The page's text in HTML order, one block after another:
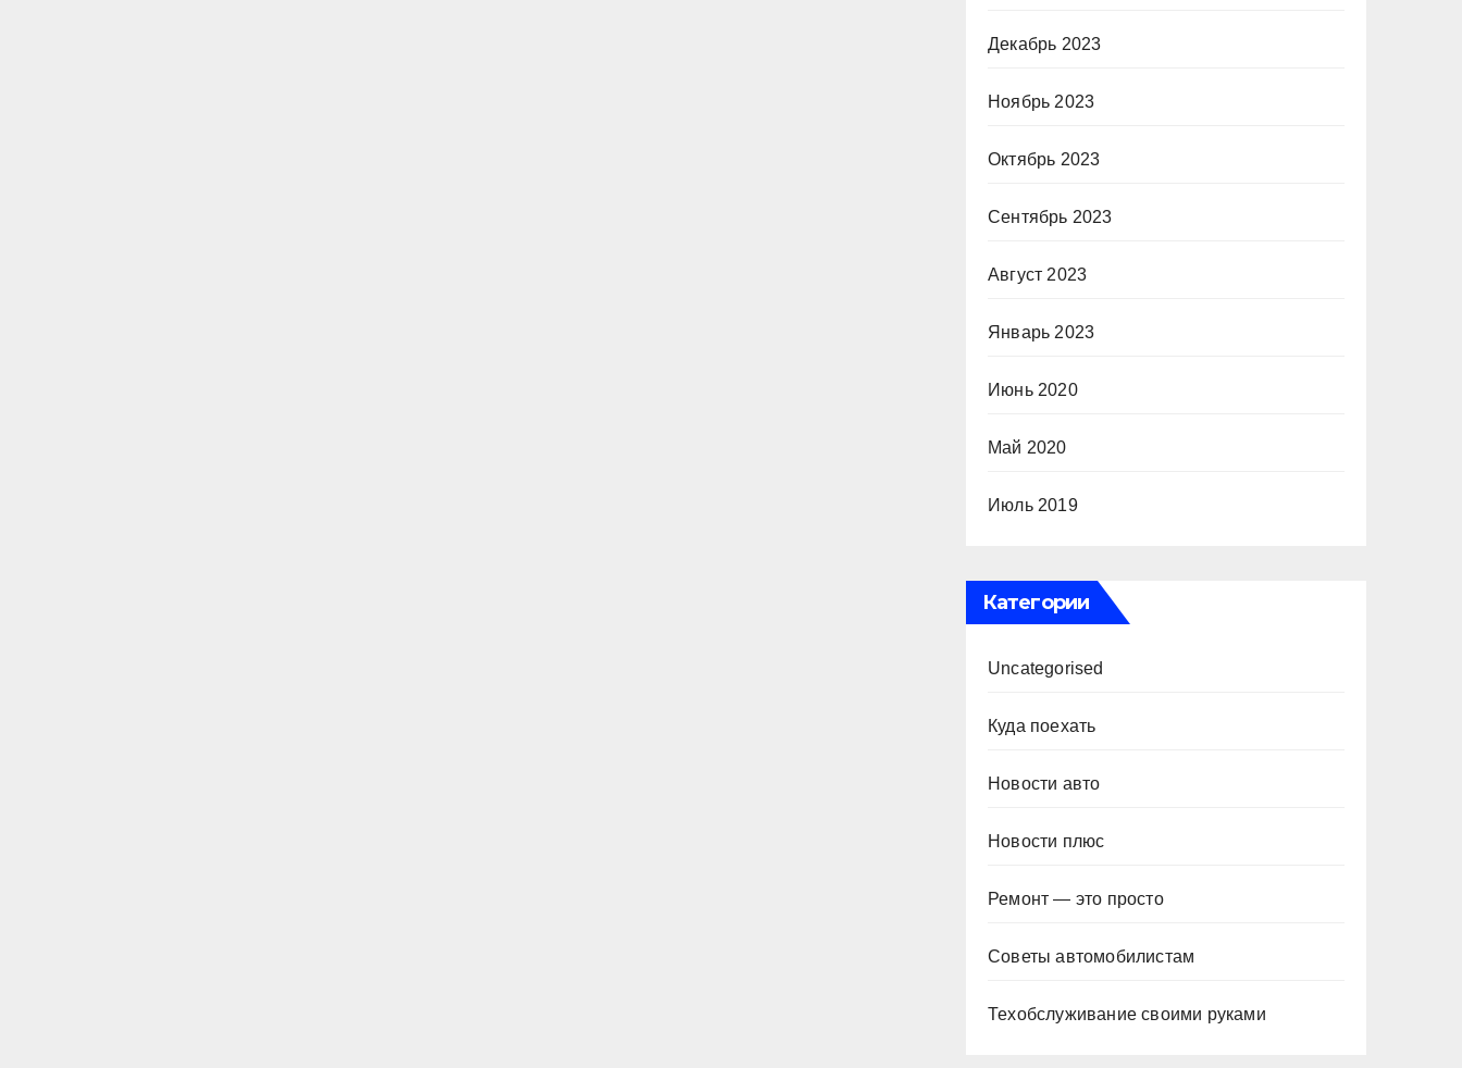
Декабрь 2023
Ноябрь 2023
Октябрь 2023
Сентябрь 2023
Август 2023
Январь 2023
Июнь 2020
Май 2020
Июль 2019
Категории
Uncategorised
Куда поехать
Новости авто
Новости плюс
Ремонт — это просто
Советы автомобилистам
Техобслуживание своими руками